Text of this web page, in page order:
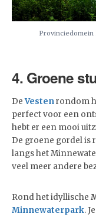
4. Groene
DeVestenrondom
perfect voor een
hebt er een mooi
De groene gordel is
langs het
veel meer andere
Rond het idyllische
Minnewaterpark.